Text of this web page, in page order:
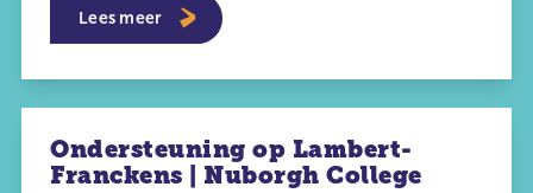
Lees meer
Ondersteuning op Lambert-
Franckens | Nuborgh College